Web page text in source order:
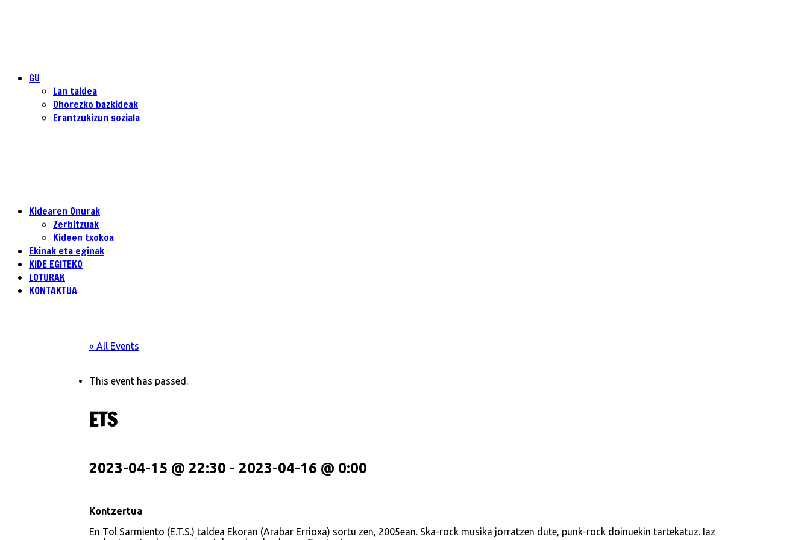
GU
Lan taldea
Ohorezko bazkideak
Erantzukizun soziala
Kidearen Onurak
Zerbitzuak
Kideen txokoa
Ekinak eta eginak
KIDE EGITEKO
LOTURAK
KONTAKTUA
« All Events
This event has passed.
ETS
2023-04-15 @ 22:30 - 2023-04-16 @ 0:00
Kontzertua
En Tol Sarmiento (E.T.S.) taldea Ekoran (Arabar Errioxa) sortu zen, 2005ean. Ska-rock musika jorratzen dute, punk-rock doinuekin tartekatuz. Iaz